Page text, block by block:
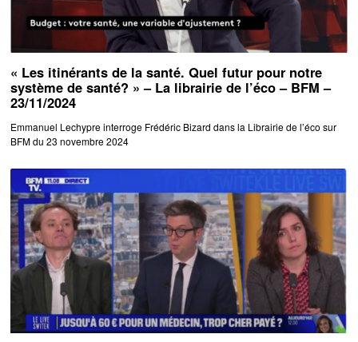
« Les itinérants de la santé. Quel futur pour notre
système de santé? » – La librairie de l’éco – BFM –
23/11/2024
Emmanuel Lechypre interroge Frédéric Bizard dans la Librairie de l’éco sur
BFM du 23 novembre 2024